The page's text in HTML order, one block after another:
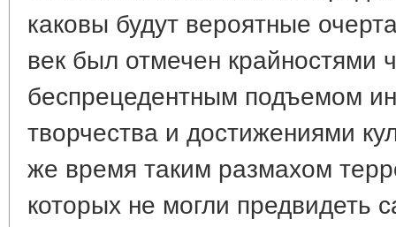
каковы будут вероятные
век был отмечен крайностями
беспрецедентным подъемом
творчества и достижениями
же время таким размахом
которых не могли